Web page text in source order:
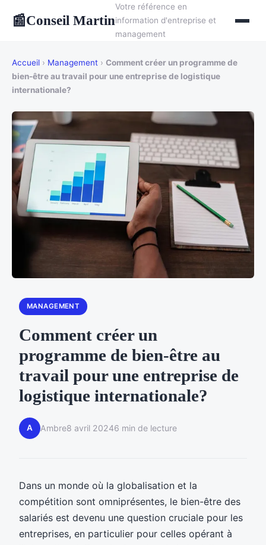
📰Conseil Martin
Votre référence en
information d'entreprise et
management
Accueil › Management › Comment créer un programme de
bien-être au travail pour une entreprise de logistique
internationale?
MANAGEMENT
Comment créer un
programme de bien-être au
travail pour une entreprise de
logistique internationale?
A Ambre8 avril 20246 min de lecture
Dans un monde où la globalisation et la
compétition sont omniprésentes, le bien-être des
salariés est devenu une question cruciale pour les
entreprises, en particulier pour celles opérant à